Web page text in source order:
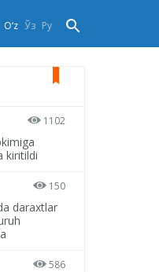
O‘z Ўз Ру
1102
kiritildi
150
daraxtlar
586